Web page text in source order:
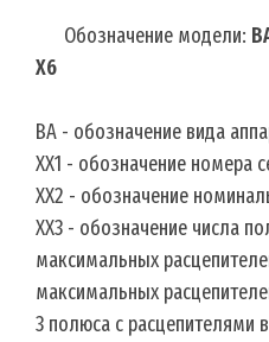
Обозначение модели:
Х6
ВА - обозначение вида
ХХ1 - обозначение номера
ХХ2 - обозначение
ХХ3 - обозначение числа
максимальных
максимальных
3 полюса с расцепителями